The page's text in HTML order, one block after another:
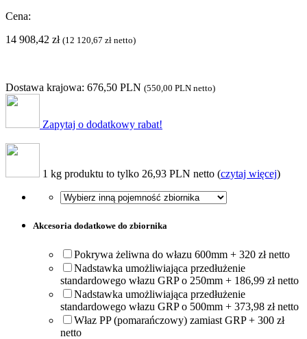
Cena:
14 908,42 zł (12 120,67 zł netto)
Dostawa krajowa: 676,50 PLN (550,00 PLN netto)
Zapytaj o dodatkowy rabat!
1 kg produktu to tylko 26,93 PLN netto (czytaj więcej)
Akcesoria dodatkowe do zbiornika
Pokrywa żeliwna do włazu 600mm + 320 zł netto
Nadstawka umożliwiająca przedłużenie
standardowego włazu GRP o 250mm + 186,99 zł netto
Nadstawka umożliwiająca przedłużenie
standardowego włazu GRP o 500mm + 373,98 zł netto
Właz PP (pomarańczowy) zamiast GRP + 300 zł
netto